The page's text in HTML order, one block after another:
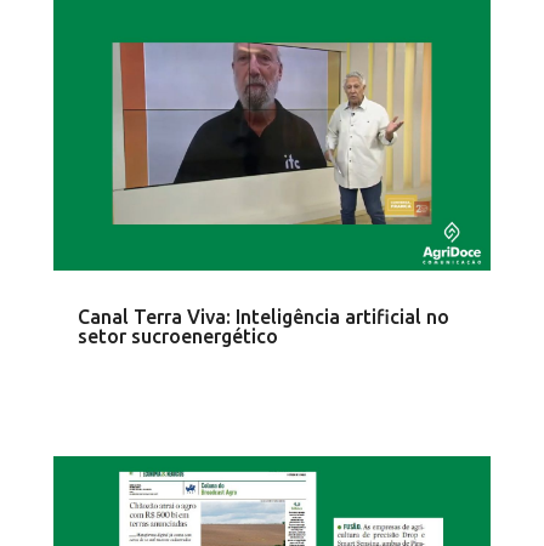
Canal Terra Viva: Inteligência artificial no
setor sucroenergético